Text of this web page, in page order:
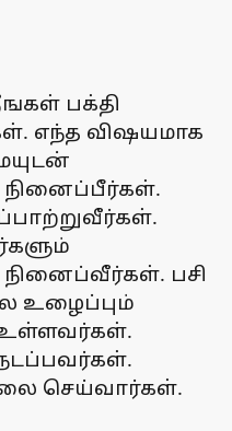
பக்தி
எந்த விஷயமாக
பசி
உழைப்பும்
உள்ளவர்கள்.
செய்வார்கள்.